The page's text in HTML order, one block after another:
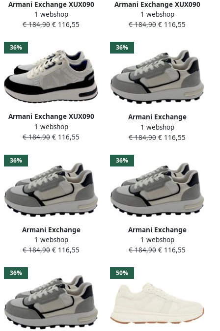
Armani Exchange XUX090
sneaker wit combi
1 webshop
€ 184,90 € 116,55
Armani Exchange XUX090
sneaker wit combi
1 webshop
€ 184,90 € 116,55
36%
Armani Exchange XUX090
sneaker wit combi 45
1 webshop
€ 184,90 € 116,55
36%
Armani Exchange
XM002197 sneaker wit
combi
1 webshop
€ 184,90 € 116,55
36%
Armani Exchange
XM002197 sneaker wit
combi 45
1 webshop
€ 184,90 € 116,55
36%
Armani Exchange
XM002197 sneaker wit
combi
1 webshop
€ 184,90 € 116,55
36% 50%